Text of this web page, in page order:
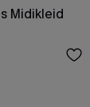
Midikleid